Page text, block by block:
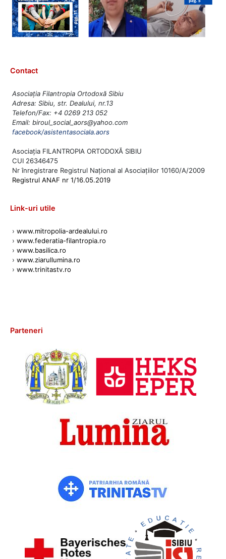
Contact
Asociația Filantropia Ortodoxă Sibiu
Adresa: Sibiu, str. Dealului, nr.13
Telefon/Fax: +4 0269 213 052
Email: biroul_social_aors@yahoo.com
facebook/asistentasociala.aors
Asociația FILANTROPIA ORTODOXĂ SIBIU
CUI 26346475
Nr înregistrare Registrul Național al Asociațiilor 10160/A/2009
Registrul ANAF nr 1/16.05.2019
Link-uri utile
› www.mitropolia-ardealului.ro
› www.federatia-filantropia.ro
› www.basilica.ro
› www.ziarullumina.ro
› www.trinitastv.ro
Parteneri